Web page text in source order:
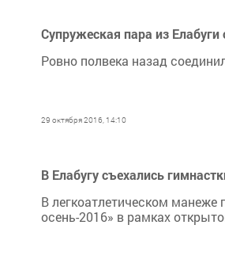
Супружеская пара из
Ровно полвека назад
29 октября 2016, 14:10
В Елабугу съехались
В легкоатлетическом манеже
осень-2016» в рамках